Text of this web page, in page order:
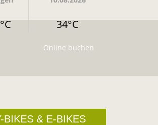
34°C
Online buchen
BIKES & E-BIKES